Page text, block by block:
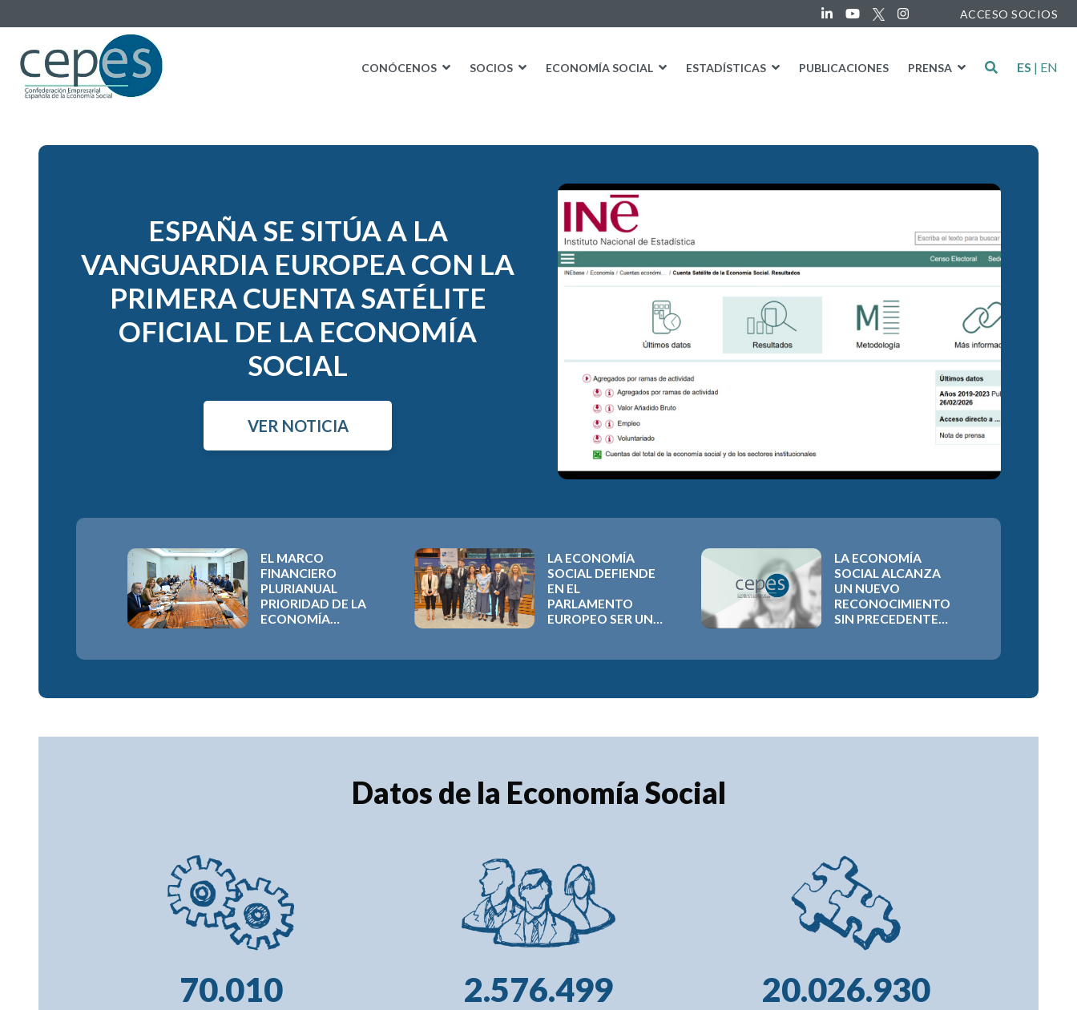
ACCESO SOCIOS
CONÓCENOS SOCIOS ECONOMÍA SOCIAL ESTADÍSTICAS PUBLICACIONES PRENSA ES | EN
ESPAÑA SE SITÚA A LA
VANGUARDIA EUROPEA CON LA
PRIMERA CUENTA SATÉLITE
OFICIAL DE LA ECONOMÍA
SOCIAL
VER NOTICIA
EL MARCO
FINANCIERO
PLURIANUAL
PRIORIDAD DE LA
ECONOMÍA
LA ECONOMÍA
SOCIAL DEFIENDE
EN EL
PARLAMENTO
EUROPEO SER UNA
2028-2034
LA ECONOMÍA
SOCIAL ALCANZA
UN NUEVO
RECONOCIMIENTO
SIN PRECEDENTES
COMPROMISO
2026-2030
Datos de la Economía Social
70.010 2.576.499 20.026.930